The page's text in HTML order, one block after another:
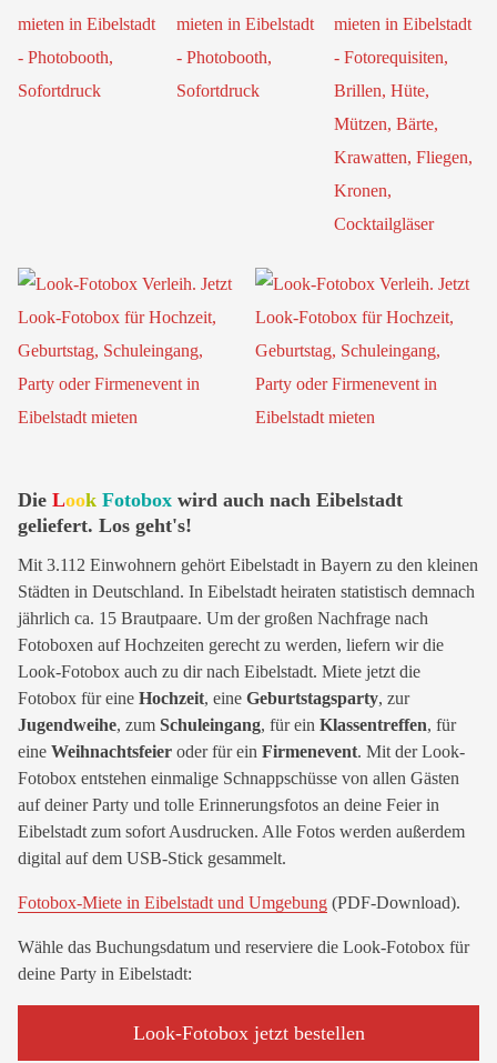
Die Look Fotobox wird auch nach Eibelstadt
geliefert. Los geht's!
Mit 3.112 Einwohnern gehört Eibelstadt in Bayern zu den kleinen
Städten in Deutschland. In Eibelstadt heiraten statistisch demnach
jährlich ca. 15 Brautpaare. Um der großen Nachfrage nach
Fotoboxen auf Hochzeiten gerecht zu werden, liefern wir die
Look-Fotobox auch zu dir nach Eibelstadt. Miete jetzt die
Fotobox für eine Hochzeit, eine Geburtstagsparty, zur
Jugendweihe, zum Schuleingang, für ein Klassentreffen, für
eine Weihnachtsfeier oder für ein Firmenevent. Mit der Look-
Fotobox entstehen einmalige Schnappschüsse von allen Gästen
auf deiner Party und tolle Erinnerungsfotos an deine Feier in
Eibelstadt zum sofort Ausdrucken. Alle Fotos werden außerdem
digital auf dem USB-Stick gesammelt.
Fotobox-Miete in Eibelstadt und Umgebung (PDF-Download).
Wähle das Buchungsdatum und reserviere die Look-Fotobox für
deine Party in Eibelstadt:
Look-Fotobox jetzt bestellen